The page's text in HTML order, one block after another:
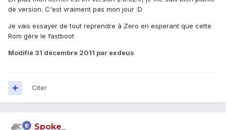
de version. C'est vraiment pas mon jour :D
Je vais essayer de tout reprendre à Zero en esperant que cette
Rom gère le fastboot
Modifié 31 décembre 2011 par exdeus
Citer
Spoke_